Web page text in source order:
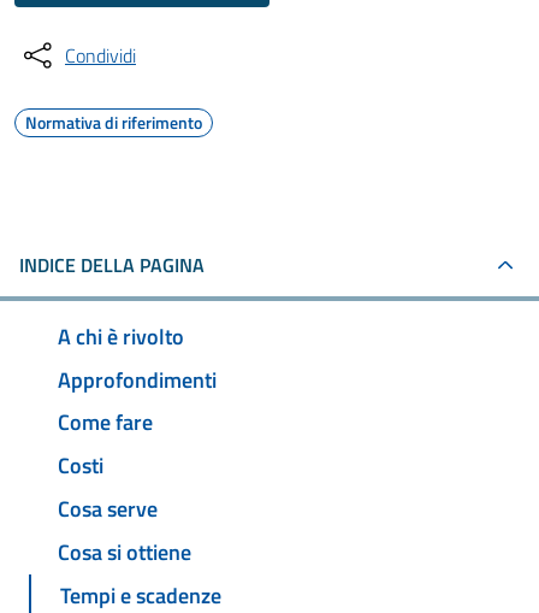
Condividi
Normativa di riferimento
INDICE DELLA PAGINA
A chi è rivolto
Approfondimenti
Come fare
Costi
Cosa serve
Cosa si ottiene
Tempi e scadenze